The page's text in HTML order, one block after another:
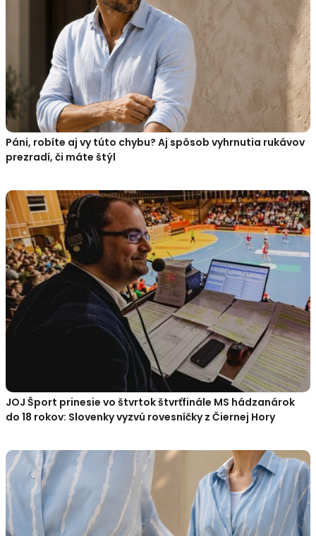
Páni, robíte aj vy túto chybu? Aj spôsob vyhrnutia rukávov
prezradí, či máte štýl
JOJ Šport prinesie vo štvrtok štvrťfinále MS hádzanárok
do 18 rokov: Slovenky vyzvú rovesníčky z Čiernej Hory